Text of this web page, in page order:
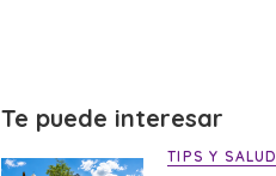
Te puede interesar
TIPS Y SALUD